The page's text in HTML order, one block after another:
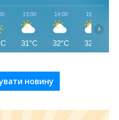
13:00
31°C
14:00
32°C
15:00
32°C
›
новину